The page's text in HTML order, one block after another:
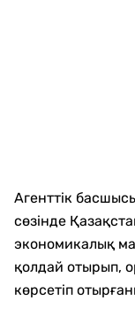
Агенттік
сөзінде
экономикалық
қолдай отырып,
көрсетіп